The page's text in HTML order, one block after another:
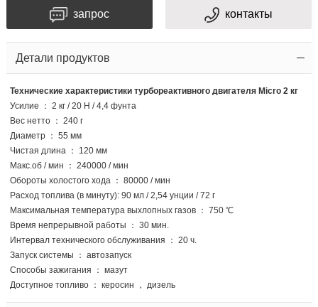
запрос контакты
Детали продуктов
Технические характеристики турбореактивного двигателя Micro 2 кг
Усилие ： 2 кг / 20 Н / 4,4 фунта
Вес нетто ： 240 г
Диаметр ： 55 мм
Чистая длина ： 120 мм
Макс.об / мин ： 240000 / мин
Обороты холостого хода ： 80000 / мин
Расход топлива (в минуту): 90 мл / 2,54 унции / 72 г
Максимальная температура выхлопных газов ： 750 ℃
Время непрерывной работы ： 30 мин.
Интервал технического обслуживания ： 20 ч.
Запуск системы ： автозапуск
Способы зажигания ： мазут
Доступное топливо ： керосин ， дизель